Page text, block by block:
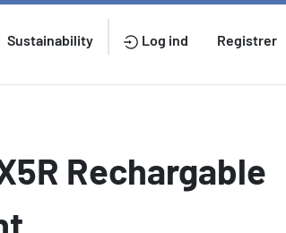
Sustainability Log ind Registrer
Rechargable